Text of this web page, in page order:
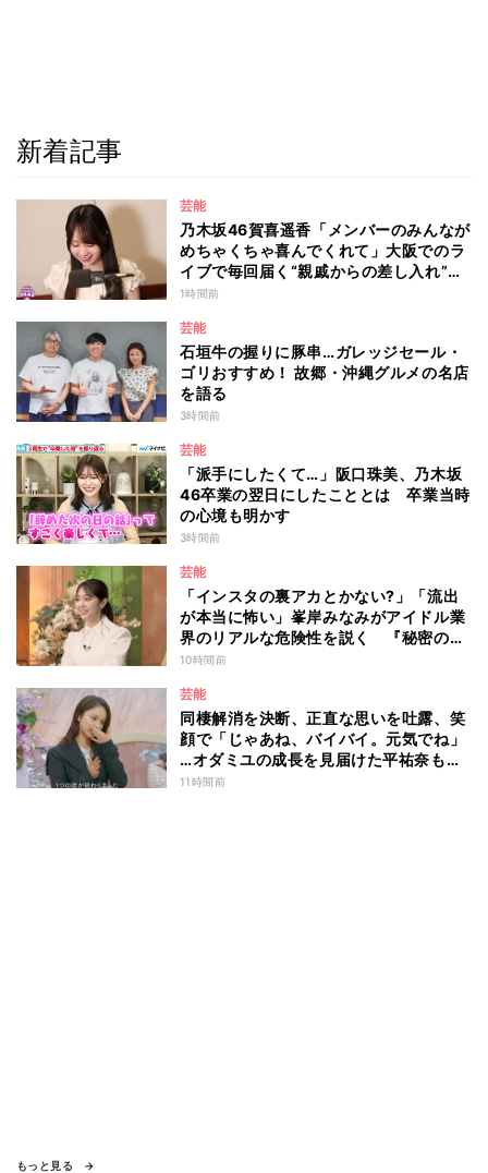
新着記事
芸能
乃木坂46賀喜遥香「メンバーのみんなが
めちゃくちゃ喜んでくれて」大阪でのラ
イブで毎回届く“親戚からの差し入れ”と
は？
1時間前
芸能
石垣牛の握りに豚串…ガレッジセール・
ゴリおすすめ！ 故郷・沖縄グルメの名店
を語る
3時間前
芸能
「派手にしたくて…」阪口珠美、乃木坂
46卒業の翌日にしたこととは 卒業当時
の心境も明かす
3時間前
芸能
「インスタの裏アカとかない?」「流出
が本当に怖い」峯岸みなみがアイドル業
界のリアルな危険性を説く 『秘密のマ
マ園』特別編
10時間前
芸能
同棲解消を決断、正直な思いを吐露、笑
顔で「じゃあね、バイバイ。元気でね」
…オダミユの成長を見届けた平祐奈も思
わず涙 『ガールオアレディ3』
11時間前
もっと見る